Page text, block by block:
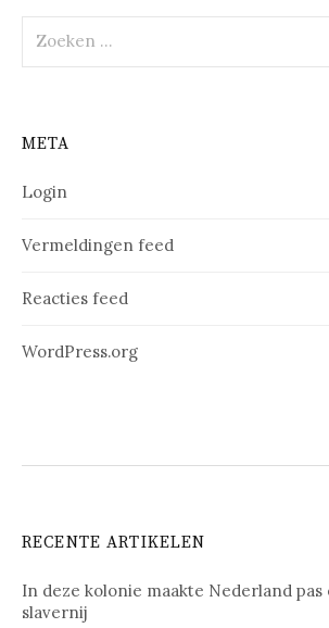
naar:
META
Login
Vermeldingen feed
Reacties feed
WordPress.org
RECENTE ARTIKELEN
In deze kolonie maakte Nederland
slavernij